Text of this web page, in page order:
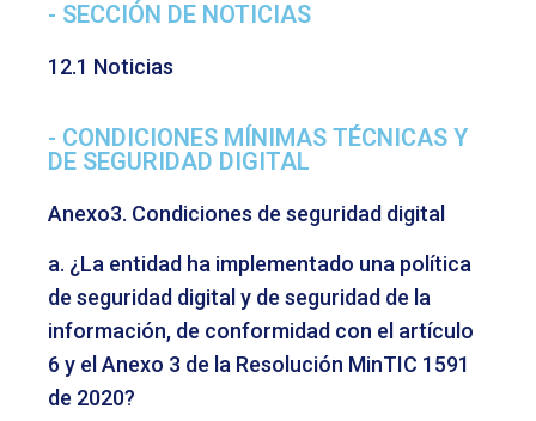
- SECCIÓN DE NOTICIAS
12.1 Noticias
- CONDICIONES MÍNIMAS TÉCNICAS Y
DE SEGURIDAD DIGITAL
Anexo3. Condiciones de seguridad digital
a. ¿La entidad ha implementado una política
de seguridad digital y de seguridad de la
información, de conformidad con el artículo
6 y el Anexo 3 de la Resolución MinTIC 1591
de 2020?